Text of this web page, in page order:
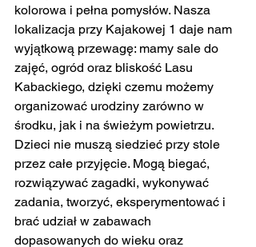
kolorowa i pełna pomysłów. Nasza
lokalizacja przy Kajakowej 1 daje nam
wyjątkową przewagę: mamy sale do
zajęć, ogród oraz bliskość Lasu
Kabackiego, dzięki czemu możemy
organizować urodziny zarówno w
środku, jak i na świeżym powietrzu.
Dzieci nie muszą siedzieć przy stole
przez całe przyjęcie. Mogą biegać,
rozwiązywać zagadki, wykonywać
zadania, tworzyć, eksperymentować i
brać udział w zabawach
dopasowanych do wieku oraz